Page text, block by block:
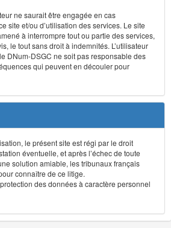
ne saurait être engagée en cas
site et/ou d’utilisation des services. Le site
à interrompre tout ou partie des services,
le tout sans droit à indemnités. L’utilisateur
DNum-DSGC ne soit pas responsable des
qui peuvent en découler pour
le présent site est régi par le droit
éventuelle, et après l’échec de toute
solution amiable, les tribunaux français
connaître de ce litige.
des données à caractère personnel